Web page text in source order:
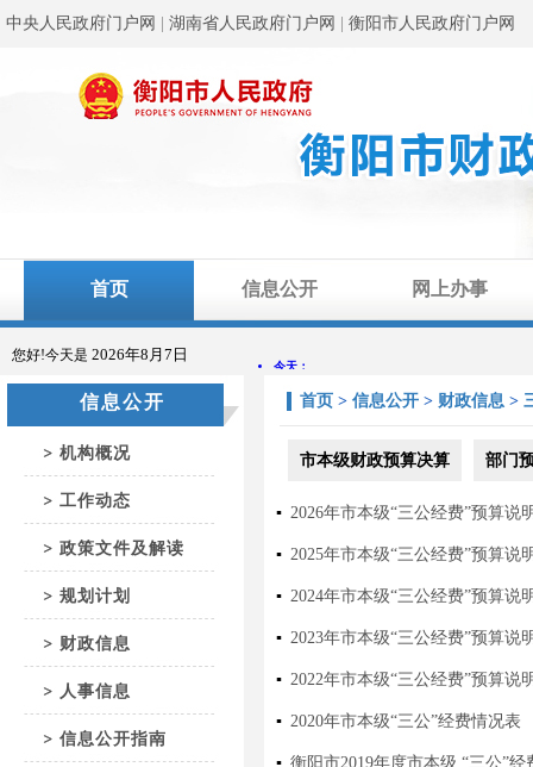
中央人民政府门户网 湖南省人民政府门户网 衡阳市人民政府门户网
首页 信息公开 网上办事
您好!今天是 2026年8月7日
信息公开
机构概况
工作动态
政策文件及解读
规划计划
财政信息
人事信息
信息公开指南
首页 > 信息公开 > 财政信息 >
市本级财政预算决算 部门
▪ 2026年市本级“三公经费”预算说
▪ 2025年市本级“三公经费”预算说
▪ 2024年市本级“三公经费”预算说
▪ 2023年市本级“三公经费”预算说
▪ 2022年市本级“三公经费”预算说
▪ 2020年市本级“三公”经费情况表
▪ 衡阳市2019年度市本级 “三公”经